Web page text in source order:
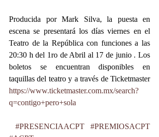
Producida por Mark Silva, la puesta en
escena se presentará los días viernes en el
Teatro de la República con funciones a las
20:30 h del 1ro de Abril al 17 de junio . Los
boletos se encuentran disponibles en
taquillas del teatro y a través de Ticketmaster
https://www.ticketmaster.com.mx/search?
q=contigo+pero+sola
#PRESENCIAACPT
#PREMIOSACPT